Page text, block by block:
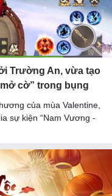
Trường An, vừa tạo
cờ” trong bụng
của mùa Valentine,
sự kiện “Nam Vương -